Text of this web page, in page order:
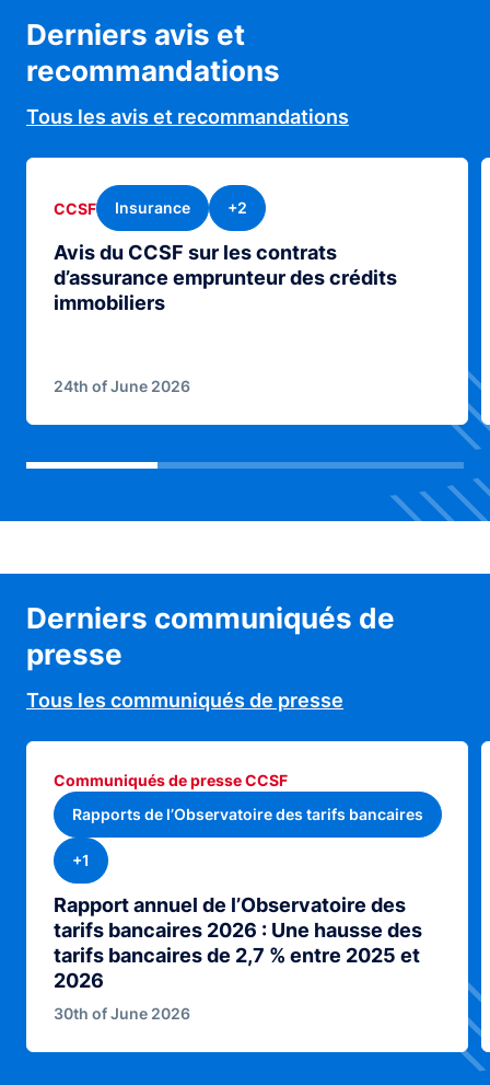
Derniers avis et
recommandations
Tous les avis et recommandations
Avis du CCSF sur les contrats
d’assurance emprunteur des crédits
immobiliers
CCSF Insurance +2
24th of June 2026
Derniers communiqués de
presse
Tous les communiqués de presse
Rapport annuel de l’Observatoire des
tarifs bancaires 2026 : Une hausse des
tarifs bancaires de 2,7 % entre 2025 et
2026
Communiqués de presse CCSF
Rapports de l’Observatoire des tarifs bancaires
+1
30th of June 2026